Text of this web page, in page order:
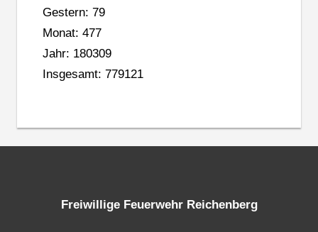
Gestern: 79
Monat: 477
Jahr: 180309
Insgesamt: 779121
Freiwillige Feuerwehr Reichenberg